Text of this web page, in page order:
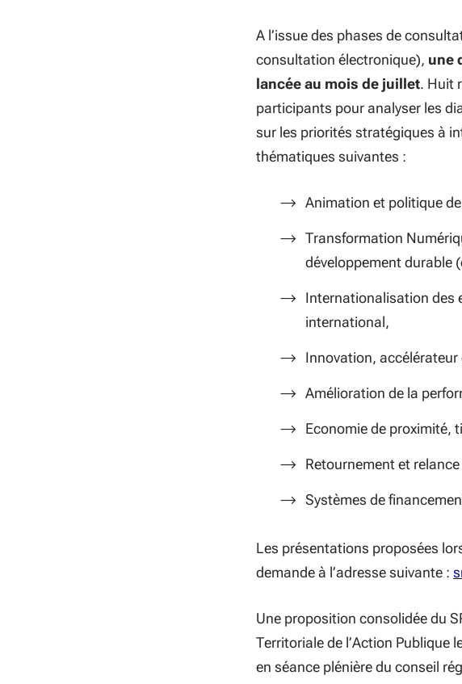
A l’issue des phases de
consultation électronique), une
lancée au mois de juillet. Huit
participants pour analyser les
sur les priorités stratégiques à
thématiques suivantes :
Animation et politique
Transformation
développement durable
Internationalisation des
international,
Innovation,
Amélioration de la
Economie de proximité,
Retournement et
Systèmes de
Les présentations proposées
demande à l’adresse suivante :
Une proposition consolidée du
Territoriale de l’Action Publique
en séance plénière du conseil